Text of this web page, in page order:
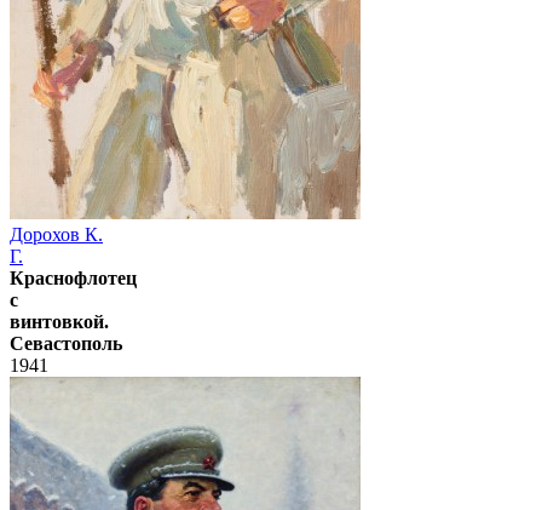
Дорохов К.
Г.
Краснофлотец
с
винтовкой.
Севастополь
1941